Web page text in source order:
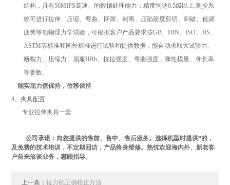
结构，具有56MIPS高速、的数据处理能力；精度均达0.5级以上,测控系
统可进行拉伸、压缩、弯曲、回弹、剥离、压陷硬度剪切、刺破、低调
疲劳等项物理力学试验，可根据客户产品要求按GB、DIN、ISO、JIS、
ASTM等标准和国外标准进行试验和提供数据；能自动求取大试验力、
断裂力、压缩力、屈服HRb、抗拉强度、弯曲强度，弹性模量、伸长率
等参数。
能实现力值保持，位移保持
4、夹具配置
专业拉伸夹具一套
公司承诺：向您提供的售前、售中、售后服务。选择机型时提供*的，
及免费的技术培训，不定期回访，产品终身维修。热忱欢迎海内外、新老客
户前来洽谈业务，惠顾指导。
上一条：拉力机正确校正方法